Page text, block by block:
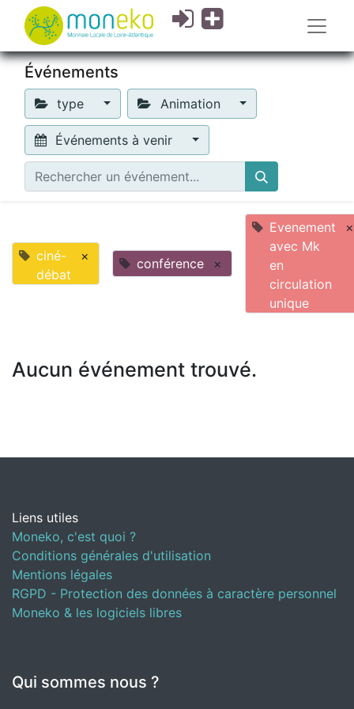
Événements
type Animation
Événements à venir
ciné-
débat
× conférence ×
Evenement
avec Mk
en
circulation
unique
×
Aucun événement trouvé.
Liens utiles
Moneko, c'est quoi ?
Conditions générales d'utilisation
Mentions légales
RGPD - Protection des données à caractère personnel
Moneko & les logiciels libres
Qui sommes nous ?